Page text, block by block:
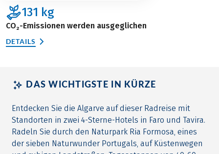
131 kg
CO₂-Emissionen werden ausgeglichen
DETAILS
DAS WICHTIGSTE IN KÜRZE
Entdecken Sie die Algarve auf dieser Radreise mit
Standorten in zwei 4-Sterne-Hotels in Faro und Tavira.
Radeln Sie durch den Naturpark Ria Formosa, eines
der sieben Naturwunder Portugals, auf Küstenwegen